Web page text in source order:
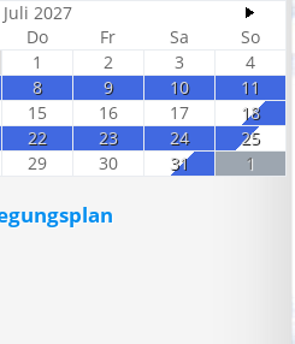
Juli 2027
Do Fr Sa
So
1 2 3
4
8 9 10
11
15 16 17
18
22 23 24
25
29 30 31 1